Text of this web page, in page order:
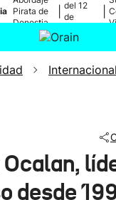
Pirata de
Donostia
del 12
de
Actualidad
Ikusmiran
Internacional
desde